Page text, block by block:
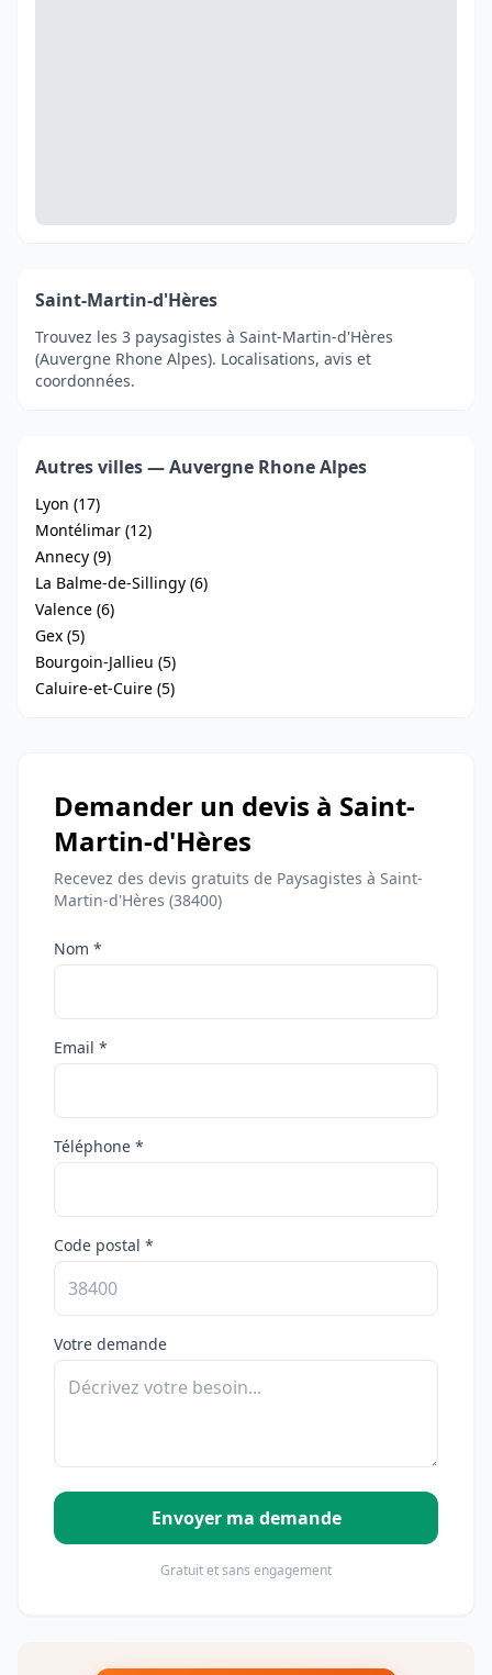
Saint-Martin-d'Hères
Trouvez les 3 paysagistes à Saint-Martin-d'Hères
(Auvergne Rhone Alpes). Localisations, avis et
coordonnées.
Autres villes — Auvergne Rhone Alpes
Lyon (17)
Montélimar (12)
Annecy (9)
La Balme-de-Sillingy (6)
Valence (6)
Gex (5)
Bourgoin-Jallieu (5)
Caluire-et-Cuire (5)
Demander un devis à Saint-
Martin-d'Hères
Recevez des devis gratuits de Paysagistes à Saint-
Martin-d'Hères (38400)
Nom *
Email *
Téléphone *
Code postal *
Votre demande
Envoyer ma demande
Gratuit et sans engagement